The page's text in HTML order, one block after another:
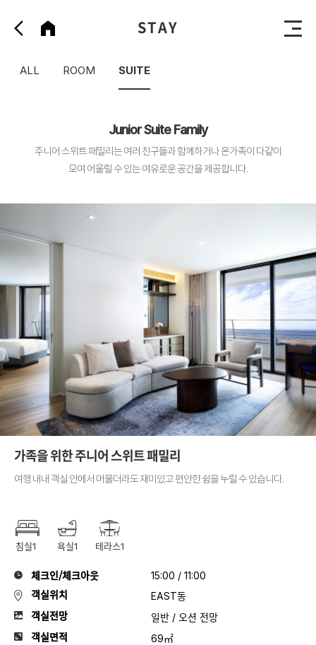
STAY
ALL ROOM SUITE
Junior Suite Family
주니어 스위트 패밀리는 여러 친구들과 함께하거나 온가족이 다같이
모여 어울릴 수 있는 여유로운 공간을 제공합니다.
가족을 위한 주니어 스위트 패밀리
여행 내내 객실 안에서 머물더라도 재미있고 편안한 쉼을 누릴 수 있습니다.
침실1 욕실1 테라스1
체크인/체크아웃 15:00 / 11:00
객실위치 EAST동
객실전망 일반 / 오션 전망
객실면적 69㎡